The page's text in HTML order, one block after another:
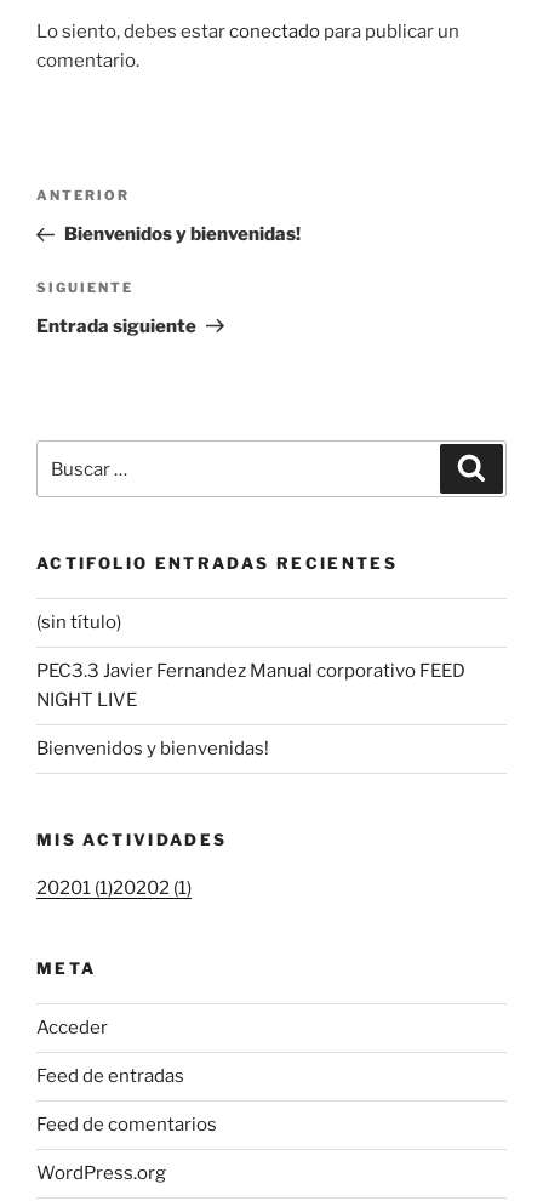
Lo siento, debes estarconectado para publicar un
comentario.
Navegación
entradas
Entrada
anterior:
ANTERIOR
Bienvenidos y bienvenidas!
Siguiente
entrada
SIGUIENTE
Entrada siguiente
por:
ACTIFOLIO ENTRADAS RECIENTES
(sin título)
PEC3.3 Javier Fernandez Manual corporativo FEED
NIGHT LIVE
Bienvenidos y bienvenidas!
MIS ACTIVIDADES
20201 (1)20202 (1)
META
Acceder
Feed de entradas
Feed de comentarios
WordPress.org